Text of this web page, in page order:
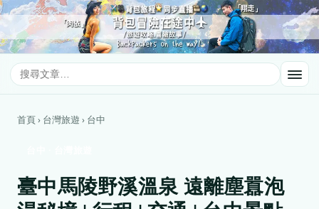
首頁 › 台灣旅遊 › 台中
臺中馬陵野溪溫泉 遠離塵囂泡